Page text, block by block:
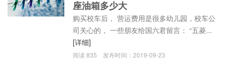
座油箱多少大
购买校车后， 营运费用是很多幼儿园，校车公
司关心的， 一些朋友给国六君留言： “五菱...
[详细]
阅读835 发布时间：2019-09-23